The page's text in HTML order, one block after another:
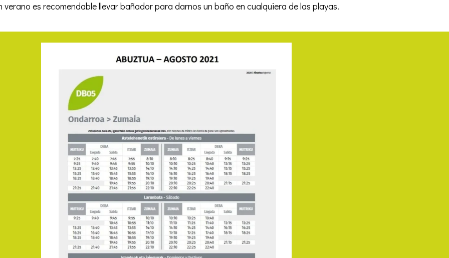
verano es recomendable llevar bañador para darnos un baño en cualquiera de las playas.